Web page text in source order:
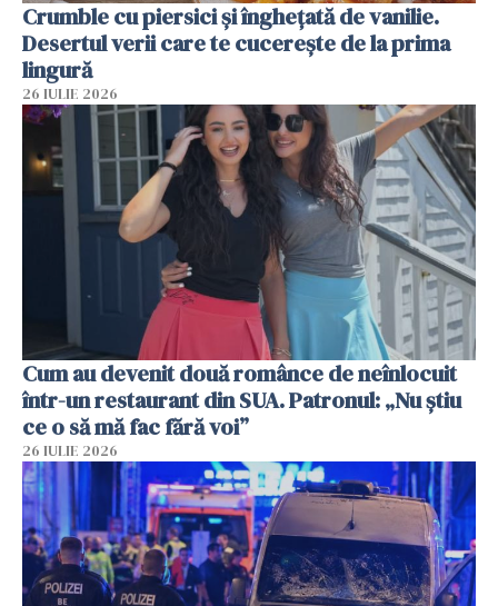
Crumble cu piersici și înghețată de vanilie.
Desertul verii care te cucerește de la prima
lingură
26 IULIE 2026
Cum au devenit două românce de neînlocuit
într-un restaurant din SUA. Patronul: „Nu știu
ce o să mă fac fără voi”
26 IULIE 2026